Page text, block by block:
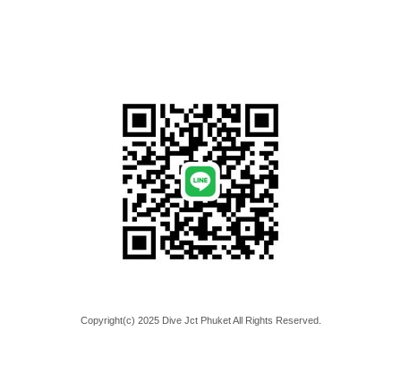
Copyright(c) 2025 Dive Jct Phuket All Rights Reserved.